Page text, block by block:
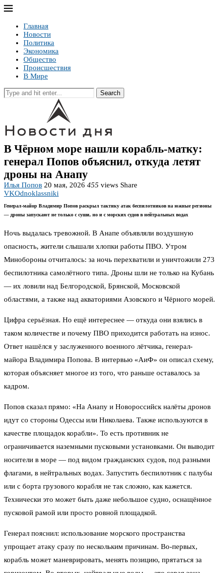
Главная
Новости
Политика
Экономика
Общество
Происшествия
В Мире
Search
В Чёрном море нашли корабль-матку:
генерал Попов объяснил, откуда летят
дроны на Анапу
Илья Попов 20 мая, 2026 455 views Share
VKOdnoklassniki
Генерал-майор Владимир Попов раскрыл тактику атак беспилотников на южные регионы
— дроны запускают не только с суши, но и с морских судов в нейтральных водах
Ночь выдалась тревожной. В Анапе объявляли воздушную
опасность, жители слышали хлопки работы ПВО. Утром
Минобороны отчиталось: за ночь перехватили и уничтожили 273
беспилотника самолётного типа. Дроны шли не только на Кубань
— их ловили над Белгородской, Брянской, Московской
областями, а также над акваториями Азовского и Чёрного морей.
Цифра серьёзная. Но ещё интереснее — откуда они взялись в
таком количестве и почему ПВО приходится работать на износ.
Ответ нашёлся у заслуженного военного лётчика, генерал-
майора Владимира Попова. В интервью «АиФ» он описал схему,
которая объясняет многое из того, что раньше оставалось за
кадром.
Попов сказал прямо: «На Анапу и Новороссийск налёты дронов
идут со стороны Одессы или Николаева. Также используются в
качестве площадок корабли». То есть противник не
ограничивается наземными пусковыми установками. Он выводит
носители в море — под видом гражданских судов, под разными
флагами, в нейтральных водах. Запустить беспилотник с палубы
или с борта грузового корабля не так сложно, как кажется.
Технически это может быть даже небольшое судно, оснащённое
пусковой рамой или просто ровной площадкой.
Генерал пояснил: использование морского пространства
упрощает атаку сразу по нескольким причинам. Во-первых,
корабль может маневрировать, менять позицию, прятаться за